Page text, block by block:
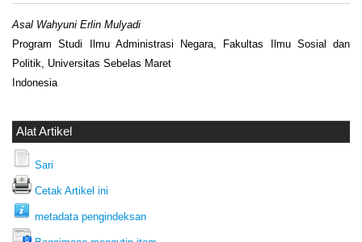
Asal Wahyuni Erlin Mulyadi
Program Studi Ilmu Administrasi Negara, Fakultas Ilmu Sosial dan
Politik, Universitas Sebelas Maret
Indonesia
Alat Artikel
Sari
Cetak Artikel ini
metadata pengindeksan